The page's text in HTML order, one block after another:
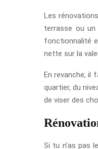
Les
terrasse ou un
fonctionnalité
nette sur la
En revanche, il
quartier, du
de viser des
Si tu n’as pas